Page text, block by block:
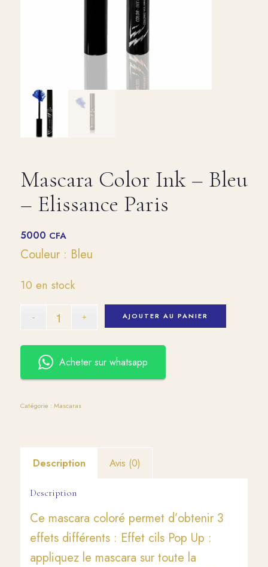
Mascara Color Ink – Bleu
– Elissance Paris
5000 CFA
Couleur : Bleu
10 en stock
AJOUTER AU PANIER
Acheter sur whatsapp
Catégorie : Mascaras
Description Avis (0)
Description
Ce mascara coloré permet d’obtenir 3
effets différents : Effet cils Pop Up :
appliquez le mascara sur toute la